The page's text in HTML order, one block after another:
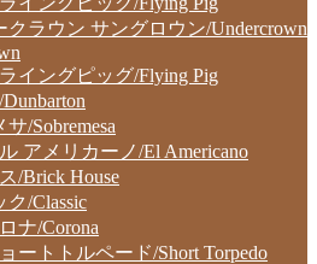
クラウン サングロウン/Undercrown
イングピッグ/Flying Pig
/Sobremesa
アメリカーノ/El Americano
/Brick House
ク/Classic
ナ/Corona
ートトルペード/Short Torpedo